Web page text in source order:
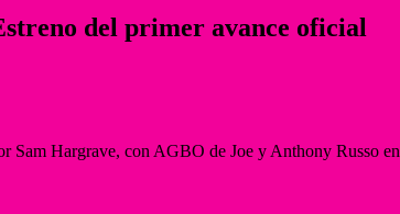
del primer avance oficial
Sam Hargrave, con AGBO de Joe y Anthony Russo en